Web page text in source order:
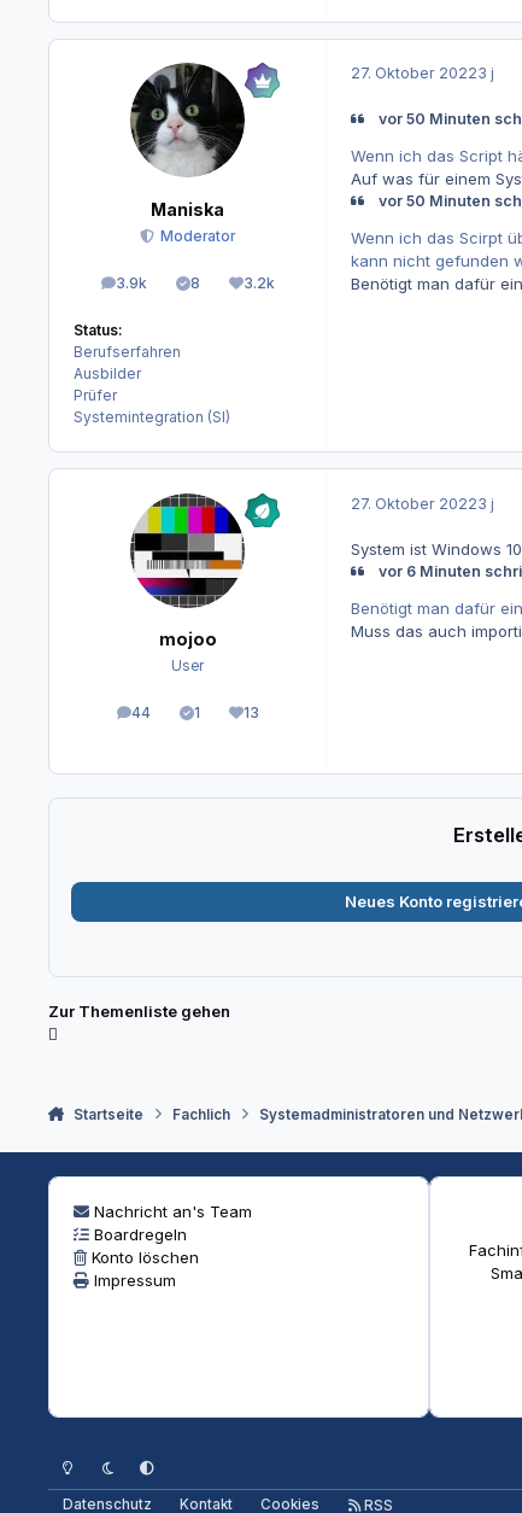
Maniska
Moderator
3.9k
Beiträge 8
Lösungen3.2k
Reputation
Status:
Berufserfahren
Ausbilder
Prüfer
Systemintegration (SI)
27. Oktober 20223 j
vor 50 Minuten
Wenn ich das Script
Auf was für einem
vor 50 Minuten
Wenn ich das Scirpt
kann nicht gefunden
Benötigt man dafür
mojoo
User
44
Beiträge1
Lösungen
13
Reputation
27. Oktober 20223 j
System ist Windows
vor 6 Minuten
Benötigt man dafür
Muss das auch
Neues Konto
Zur Themenliste gehen
Startseite Fachlich Systemadministratoren und
Nachricht an's Team
Boardregeln
Konto löschen
Impressum
Heller ModusDunkler Modus
Systemeinstellung
Datenschutz Kontakt Cookies RSS